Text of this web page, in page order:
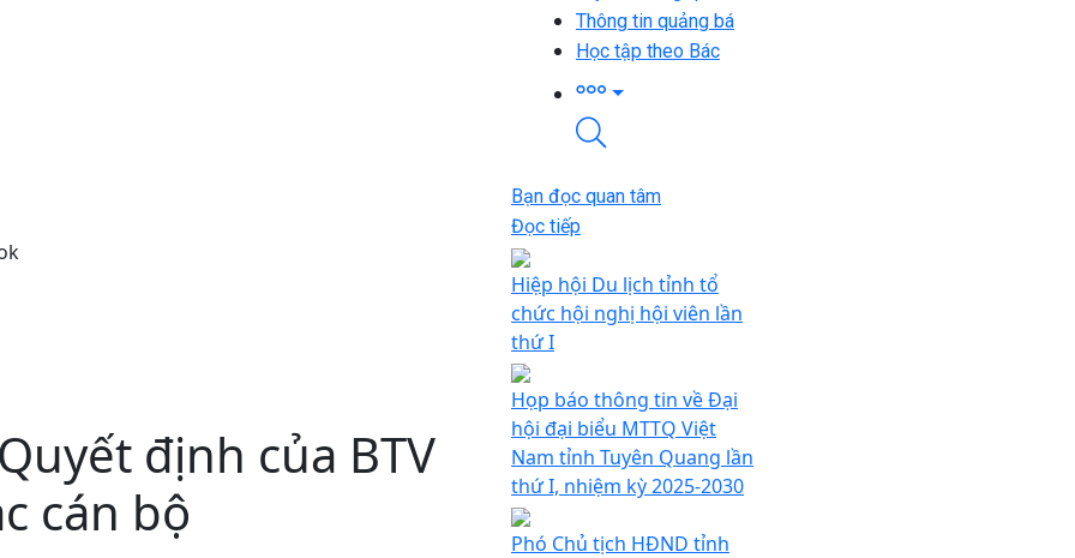
Thông tin quảng bá
Học tập theo Bác
định của BTV
cán bộ
Bạn đọc quan tâm
Đọc tiếp
Hiệp hội Du lịch tỉnh tổ
chức hội nghị hội viên lần
thứ I
Họp báo thông tin về Đại
hội đại biểu MTTQ Việt
Nam tỉnh Tuyên Quang lần
thứ I, nhiệm kỳ 2025-2030
Phó Chủ tịch HĐND tỉnh